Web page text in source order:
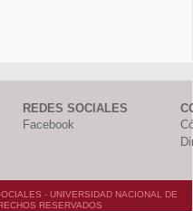
REDES SOCIALES
Facebook
- UNIVERSIDAD NACIONAL DE
RESERVADOS